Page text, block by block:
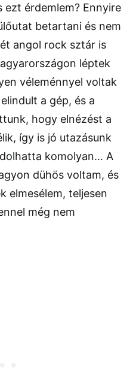
érdemlem? Ennyire
betartani és nem
angol rock sztár is
léptek
véleménnyel voltak
a gép, és a
hogy elnézést a
így is jó utazásunk
komolyan… A
dühös voltam, és
elmesélem, teljesen
még nem